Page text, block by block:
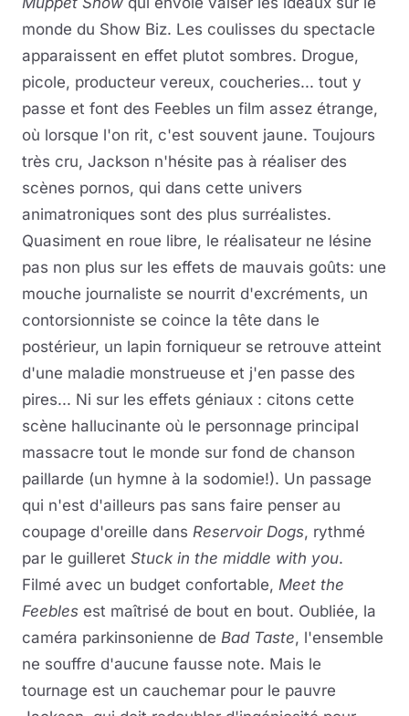
monde du Show Biz. Les coulisses du spectacle
apparaissent en effet plutot sombres. Drogue,
picole, producteur vereux, coucheries... tout y
passe et font des Feebles un film assez étrange,
où lorsque l'on rit, c'est souvent jaune. Toujours
très cru, Jackson n'hésite pas à réaliser des
scènes pornos, qui dans cette univers
animatroniques sont des plus surréalistes.
Quasiment en roue libre, le réalisateur ne lésine
pas non plus sur les effets de mauvais goûts: une
mouche journaliste se nourrit d'excréments, un
contorsionniste se coince la tête dans le
postérieur, un lapin forniqueur se retrouve atteint
d'une maladie monstrueuse et j'en passe des
pires... Ni sur les effets géniaux : citons cette
scène hallucinante où le personnage principal
massacre tout le monde sur fond de chanson
paillarde (un hymne à la sodomie!). Un passage
qui n'est d'ailleurs pas sans faire penser au
coupage d'oreille dans Reservoir Dogs, rythmé
par le guilleret Stuck in the middle with you.
Filmé avec un budget confortable, Meet the
Feebles est maîtrisé de bout en bout. Oubliée, la
caméra parkinsonienne de Bad Taste, l'ensemble
ne souffre d'aucune fausse note. Mais le
tournage est un cauchemar pour le pauvre